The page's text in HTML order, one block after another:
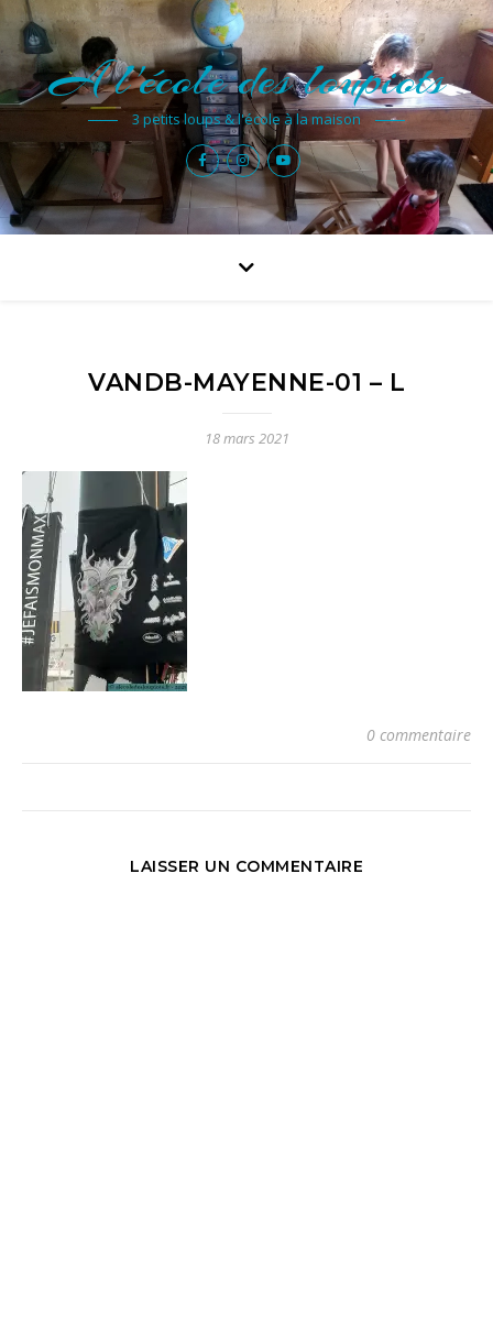
A l'école des loupiots
3 petits loups & l'école à la maison
VANDB-MAYENNE-01 – L
18 mars 2021
0 commentaire
LAISSER UN COMMENTAIRE